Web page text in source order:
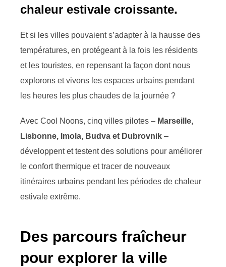
chaleur estivale croissante.
Et si les villes pouvaient s’adapter à la hausse des
températures, en protégeant à la fois les résidents
et les touristes, en repensant la façon dont nous
explorons et vivons les espaces urbains pendant
les heures les plus chaudes de la journée ?
Avec Cool Noons, cinq villes pilotes – Marseille,
Lisbonne, Imola, Budva et Dubrovnik –
développent et testent des solutions pour améliorer
le confort thermique et tracer de nouveaux
itinéraires urbains pendant les périodes de chaleur
estivale extrême.
Des parcours fraîcheur
pour explorer la ville